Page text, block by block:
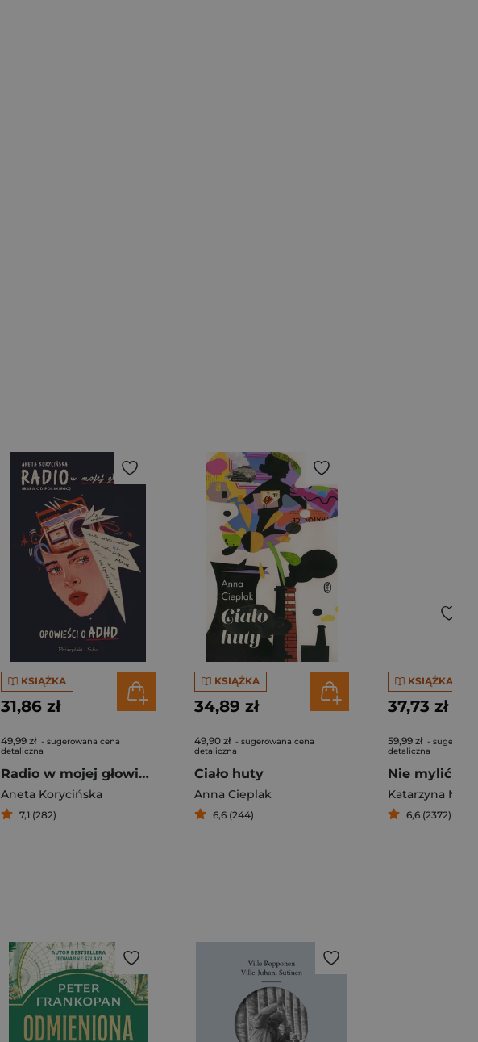
KSIĄŻKA
31,86 zł
49,99 zł - sugerowana cena
detaliczna
Radio w mojej głowie. Opowieści o ADHD
Aneta Korycińska
7,1 (282)
KSIĄŻKA
34,89 zł
49,90 zł - sugerowana cena
detaliczna
Ciało huty
Anna Cieplak
6,6 (244)
KSIĄŻKA
37,73 zł
59,99 zł -
detaliczna
Nie mylić z
Katarzyna
6,6 (2372)